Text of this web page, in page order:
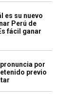
es su nuevo
Perú de
fácil ganar
por
previo